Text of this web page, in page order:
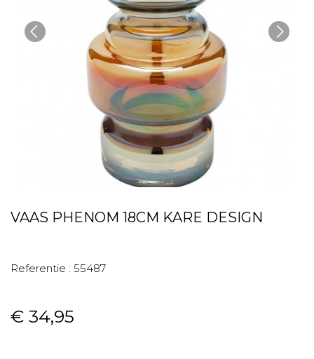
VAAS PHENOM 18CM KARE DESIGN
Referentie : 55487
€ 34,95